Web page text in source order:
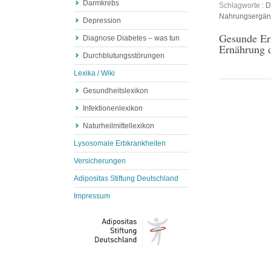
Darmkrebs
Depression
Diagnose Diabetes – was tun
Durchblutungsstörungen
Lexika / Wiki
Gesundheitslexikon
Infektionenlexikon
Naturheilmittellexikon
Lysosomale Erbkrankheiten
Versicherungen
Adipositas Stiftung Deutschland
Impressum
Schlagworte :
Gesunde
Ernährung